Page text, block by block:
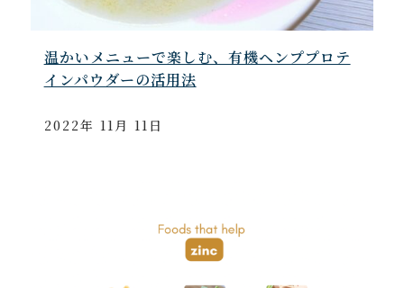
温かいメニューで楽しむ、有機ヘンププロテ
インパウダーの活用法
2022年 11月 11日